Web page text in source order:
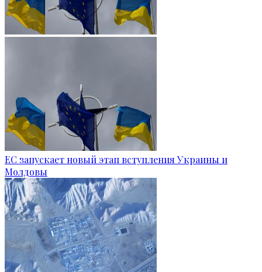
ЕС запускает новый этап вступления Украины и
Молдовы